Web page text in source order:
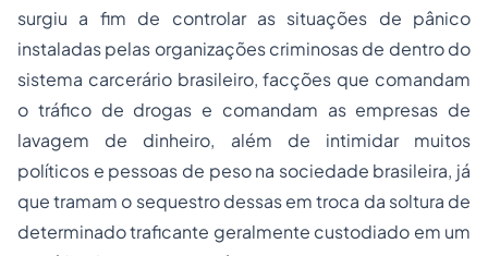
surgiu a fim de controlar as situações de pânico
instaladas pelas organizações criminosas de dentro do
sistema carcerário brasileiro, facções que comandam
o tráfico de drogas e comandam as empresas de
lavagem de dinheiro, além de intimidar muitos
políticos e pessoas de peso na sociedade brasileira, já
que tramam o sequestro dessas em troca da soltura de
determinado traficante geralmente custodiado em um